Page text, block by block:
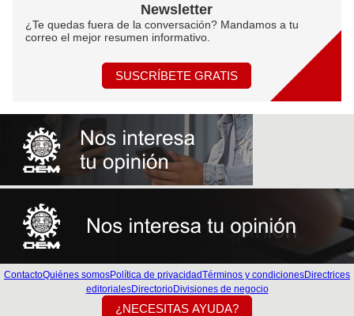
Newsletter
¿Te quedas fuera de la conversación? Mandamos a tu
correo el mejor resumen informativo.
SUSCRÍBETE GRATIS
ContactoQuiénes somosPolítica de privacidadTérminos y condicionesDirectrices
editorialesDirectorioDivisiones de negocio
¿NECESITAS AYUDA?